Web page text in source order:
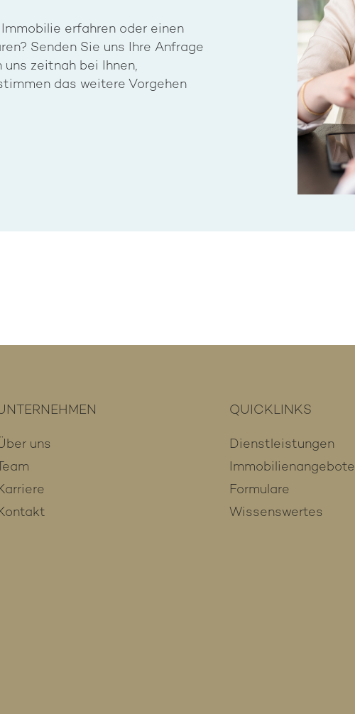
erfahren oder einen
Senden Sie uns Ihre Anfrage
uns zeitnah bei Ihnen,
das weitere Vorgehen
uns
Team
QUICKLINKS
Dienstleistungen
Immobilienangebote
Formulare
Wissenswertes